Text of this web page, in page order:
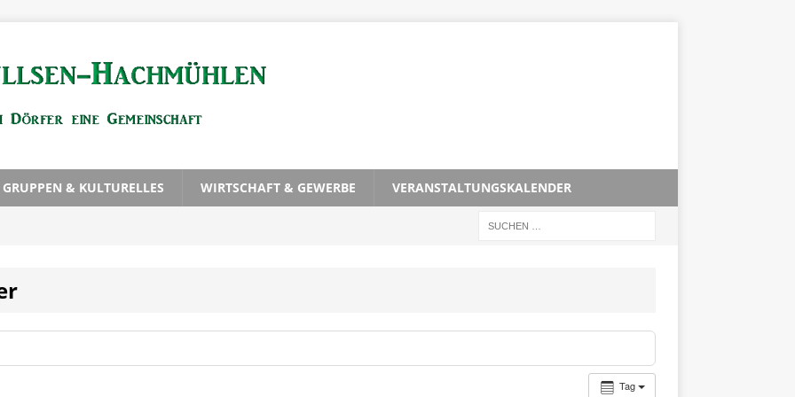
& KULTURELLES WIRTSCHAFT & GEWERBE VERANSTALTUNGSKALENDER
Tag